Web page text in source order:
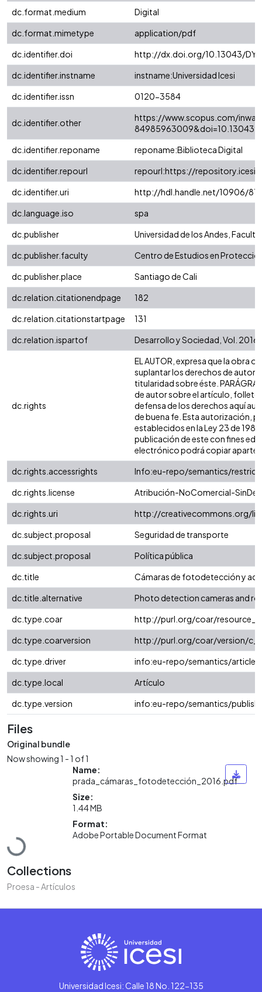
dc.format.medium
Digital
dc.format.mimetype
application/pdf
dc.identifier.doi
http://dx.doi.org/10.13043/
dc.identifier.instname
instname:Universidad Icesi
dc.identifier.issn
0120-3584
dc.identifier.other
https://www.scopus.com/
dc.identifier.reponame
reponame:Biblioteca Digital
dc.identifier.repourl
repourl:https://
dc.identifier.uri
http://hdl.handle.net/10906/
dc.language.iso
spa
dc.publisher
Universidad de los Andes,
dc.publisher.faculty
Centro de Estudios en
dc.publisher.place
Santiago de Cali
dc.relation.citationendpage
182
dc.relation.citationstartpage
131
dc.relation.ispartof
Desarrollo y Sociedad, Vol.
dc.rights
EL AUTOR, expresa que la obra
suplantar los derechos de autor
titularidad sobre éste.
de autor sobre el artículo, folleto
defensa de los derechos aquí
de buena fe. Esta autorización,
establecidos en la Ley 23 de
publicación de este con fines
electrónico podrá copiar
dc.rights.accessrights
Info:eu-repo/semantics/
dc.rights.license
Atribución-NoComercial-
dc.rights.uri
http://creativecommons.org/
dc.subject.proposal
Seguridad de transporte
dc.subject.proposal
Política pública
dc.title
Cámaras de fotodetección y
dc.title.alternative
Photo detection cameras and
dc.type.coar
http://purl.org/coar/
dc.type.coarversion
http://purl.org/coar/version/
dc.type.driver
info:eu-repo/semantics/article
dc.type.local
Artículo
dc.type.version
info:eu-repo/semantics/
Files
Original bundle
Now showing1 - 1 of 1
Loading...
Name:
prada_cámaras_fotodetección_2016.pdf
Size:
1.44 MB
Format:
Adobe Portable Document Format
Collections
Proesa - Artículos
Universidad Icesi: Calle 18 No. 122-135